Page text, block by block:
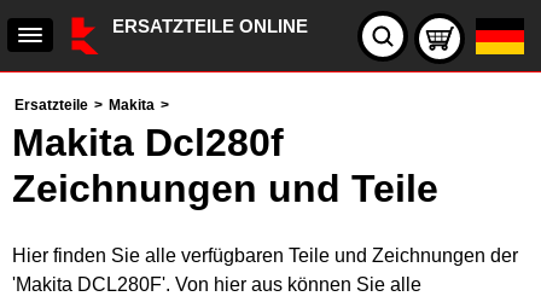
ERSATZTEILE ONLINE
Ersatzteile > Makita >
Makita Dcl280f
Zeichnungen und Teile
Hier finden Sie alle verfügbaren Teile und Zeichnungen der
'Makita DCL280F'. Von hier aus können Sie alle